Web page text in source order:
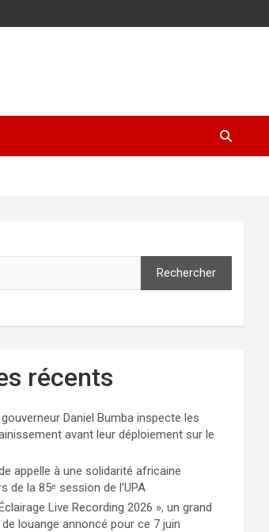
Rechercher
récents
Daniel Bumba inspecte les
avant leur déploiement sur le
appelle à une solidarité africaine
de la 85ᵉ session de l’UPA
Live Recording 2026 », un grand
louange annoncé pour ce 7 juin